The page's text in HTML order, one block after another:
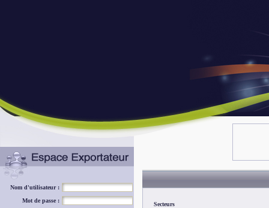
Nom d'utilisateur :
Mot de passe :
Secteurs